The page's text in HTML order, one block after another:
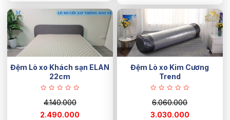
Đệm Lò xo Khách sạn ELAN
22cm
4.140.000
2.490.000
Đệm Lò xo Kim Cương
Trend
6.060.000
3.030.000